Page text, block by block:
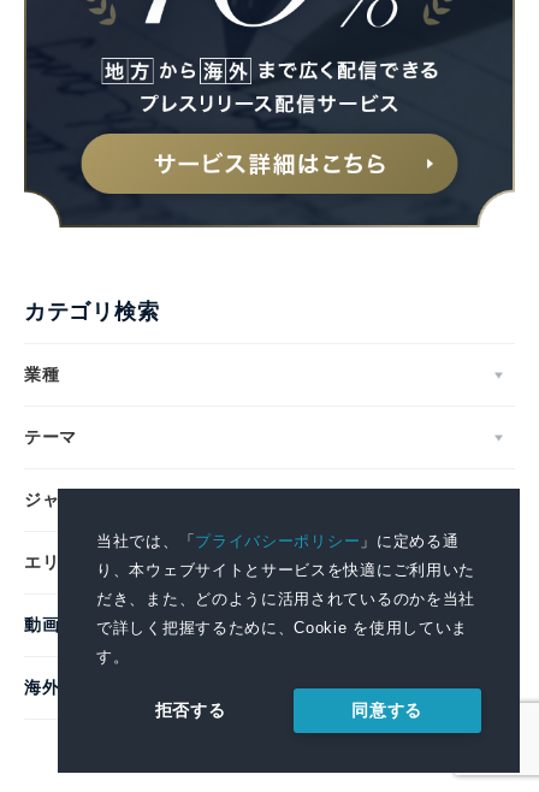
当社では、「プライバシーポリシー 」に定める通
り、本ウェブサイトとサービスを快適にご利用いた
だき、また、どのように活用されているのかを当社
で詳しく把握するために、Cookie を使用していま
す。
拒否する 同意する
カテゴリ検索
業種
テーマ
ジャンル
エリア
動画
海外企業